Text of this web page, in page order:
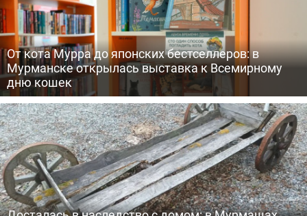
От кота Мурра до японских бестселлеров: в
Мурманске открылась выставка к Всемирному
дню кошек